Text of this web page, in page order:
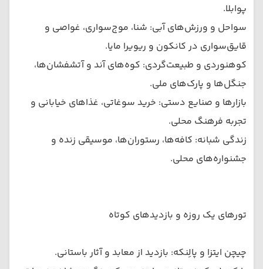
پوا‌بلا.
سواحل و ورزش‌های آبی: شنا، موج‌سواری، غواصی و
قایق‌سواری در کانکون و ریویرا مایا.
کوهنوردی و طبیعت‌گردی: کوه‌های آند و آتشفشان‌ها،
جنگل‌ها و پارک‌های ملی.
بازارها و صنایع دستی: خرید سوغاتی، غذاهای خیابانی و
تجربه فرهنگ محلی.
زندگی شبانه: کافه‌ها، رستوران‌ها، موسیقی زنده و
جشنواره‌های محلی.
تورهای یک روزه و بازدیدهای کوتاه
چیچن ایتزا و پالِنکه: بازدید از معابد و آثار باستانی.